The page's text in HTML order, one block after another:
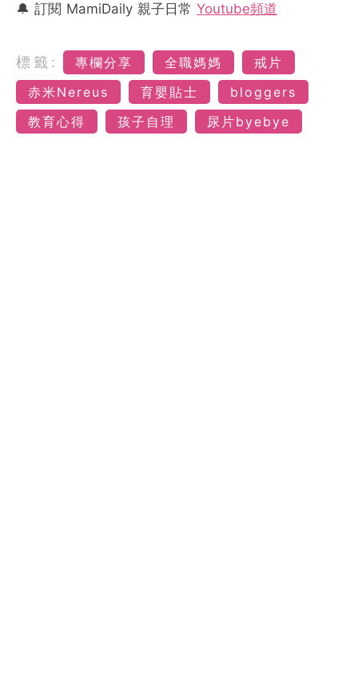
🔔 訂閱 MamiDaily 親子日常 Youtube頻道
標籤: 專欄分享 全職媽媽
戒片
赤米Nereus
育嬰貼士
bloggers
教育心得
孩子自理 尿片byebye